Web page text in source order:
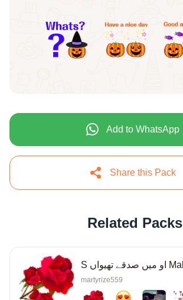
Add to WhatsApp
Share this Pack
Related Packs
martyrize559